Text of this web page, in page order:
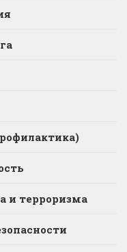
и терроризма